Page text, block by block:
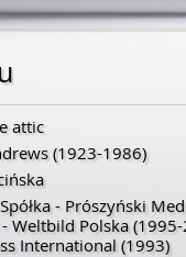
attic
(1923-1986)
- Prószyński
Weltbild Polska(1995-
International (1993)